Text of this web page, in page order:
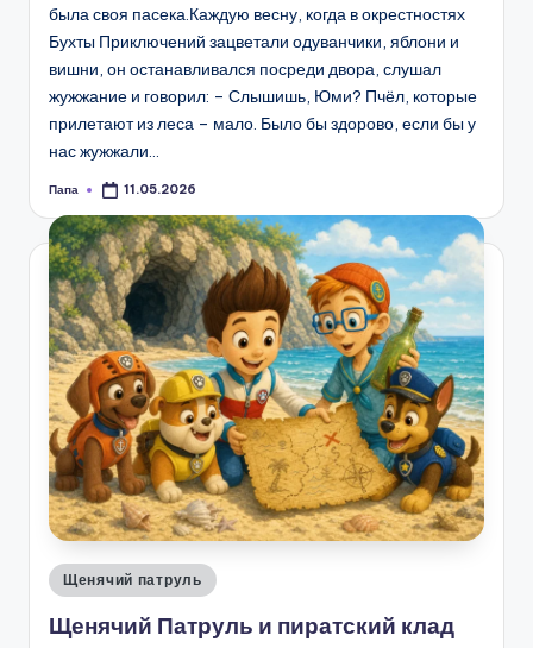
была своя пасека.Каждую весну, когда в окрестностях
Бухты Приключений зацветали одуванчики, яблони и
вишни, он останавливался посреди двора, слушал
жужжание и говорил: – Слышишь, Юми? Пчёл, которые
прилетают из леса – мало. Было бы здорово, если бы у
нас жужжали…
Запись
Папа 11.05.2026
Опубликовано
Щенячий патруль
Щенячий Патруль и пиратский клад